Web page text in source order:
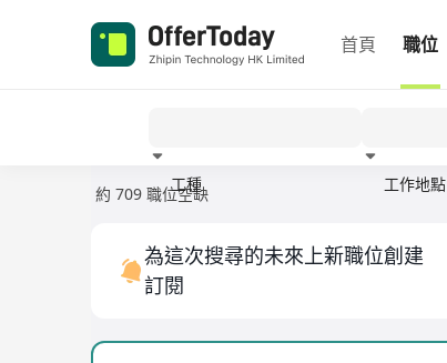
首頁 職位
工種 工作地點
約 709 職位空缺
為這次搜尋的未來上新職位創建
訂閱